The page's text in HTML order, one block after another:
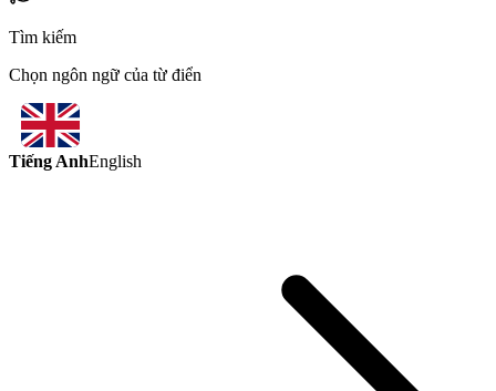
Tìm kiếm
Chọn ngôn ngữ của từ điển
Tiếng AnhEnglish